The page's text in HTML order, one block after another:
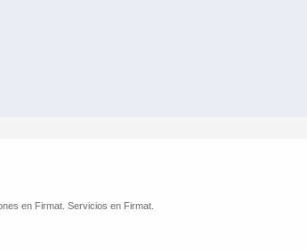
en Firmat. Servicios en Firmat.